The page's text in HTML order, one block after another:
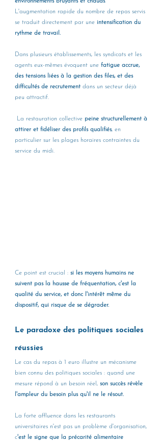
L'augmentation rapide du nombre de repas servis
se traduit directement par une intensification du
rythme de travail.
Dans plusieurs établissements, les syndicats et les
agents eux-mêmes évoquent une fatigue accrue,
des tensions liées à la gestion des files, et des
difficultés de recrutement dans un secteur déjà
peu attractif.
La restauration collective peine structurellement à
attirer et fidéliser des profils qualifiés, en
particulier sur les plages horaires contraintes du
service du midi.
Ce point est crucial : si les moyens humains ne
suivent pas la hausse de fréquentation, c'est la
qualité du service, et donc l'intérêt même du
dispositif, qui risque de se dégrader.
Le paradoxe des politiques sociales
réussies
Le cas du repas à 1 euro illustre un mécanisme
bien connu des politiques sociales : quand une
mesure répond à un besoin réel, son succès révèle
l'ampleur du besoin plus qu'il ne le résout.
La forte affluence dans les restaurants
universitaires n'est pas un problème d'organisation,
c'est le signe que la précarité alimentaire